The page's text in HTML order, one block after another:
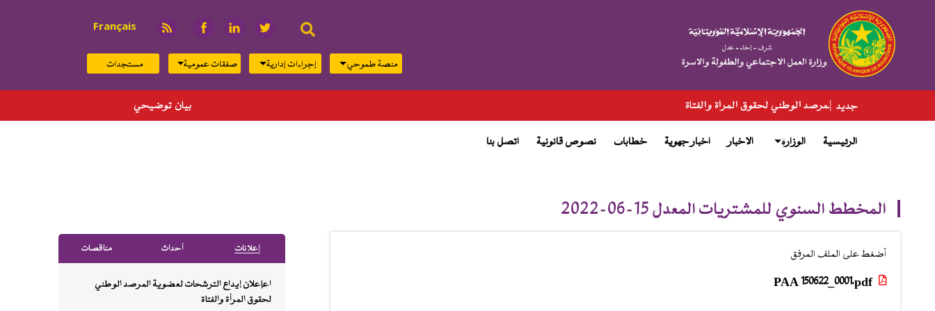
Français
مستجدات صفقات عمومية إجراءات إدارية منصة طموحي
الرئيسية الوزارة الاخبار اخبار جهوية خطابات نصوص قانونية اتصل بنا
جديد
المرصد الوطني لحقوق المرأة والفتاة
إﻋﻼﻧﺎت أﺣﺪاث ﻣﻨﺎﻗﺼﺎت
اعإعلان إيداع الترشحات لعضوية المرصد الوطني
لحقوق المرأة والفتاة
المخطط السنوي للمشتريات المعدل 15-06-2022
أضغط على الملف المرفق
PAA 150622_0001.pdf